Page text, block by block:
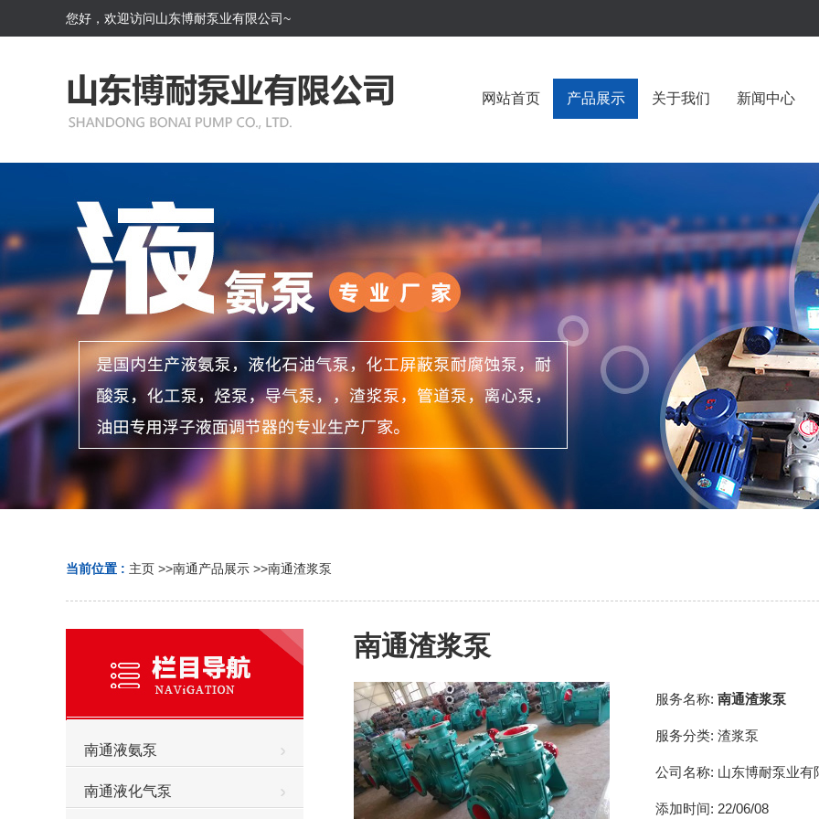
您好，欢迎访问山东博耐泵业有限公司~
网站首页 产品展示 关于我们 新闻中心
当前位置 : 主页 >>南通产品展示 >>南通渣浆泵
南通液氨泵
南通液化气泵
南通渣浆泵
服务名称: 南通渣浆泵
服务分类: 渣浆泵
公司名称: 山东博耐泵业有
添加时间: 22/06/08